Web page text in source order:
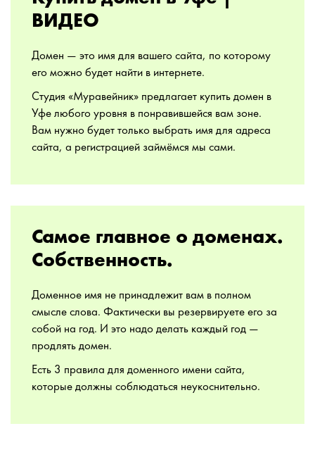
ВИДЕО
Домен — это имя для вашего сайта, по которому
его можно будет найти в интернете.
Студия «Муравейник» предлагает купить домен в
Уфе любого уровня в понравившейся вам зоне.
Вам нужно будет только выбрать имя для адреса
сайта, а регистрацией займёмся мы сами.
Самое главное о доменах.
Собственность.
Доменное имя не принадлежит вам в полном
смысле слова. Фактически вы резервируете его за
собой на год. И это надо делать каждый год —
продлять домен.
Есть 3 правила для доменного имени сайта,
которые должны соблюдаться неукоснительно.